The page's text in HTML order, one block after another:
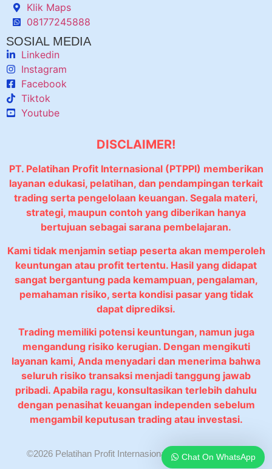
Klik Maps
08177245888
SOSIAL MEDIA
Linkedin
Instagram
Facebook
Tiktok
Youtube
DISCLAIMER!
PT. Pelatihan Profit Internasional (PTPPI) memberikan
layanan edukasi, pelatihan, dan pendampingan terkait
trading serta pengelolaan keuangan. Segala materi,
strategi, maupun contoh yang diberikan hanya
bertujuan sebagai sarana pembelajaran.
Kami tidak menjamin setiap peserta akan memperoleh
keuntungan atau profit tertentu. Hasil yang didapat
sangat bergantung pada kemampuan, pengalaman,
pemahaman risiko, serta kondisi pasar yang tidak
dapat diprediksi.
Trading memiliki potensi keuntungan, namun juga
mengandung risiko kerugian. Dengan mengikuti
layanan kami, Anda menyadari dan menerima bahwa
seluruh risiko transaksi menjadi tanggung jawab
pribadi. Apabila ragu, konsultasikan terlebih dahulu
dengan penasihat keuangan independen sebelum
mengambil keputusan trading atau investasi.
©2026 Pelatihan Profit Internasional. All rights reserved.
Chat On WhatsApp